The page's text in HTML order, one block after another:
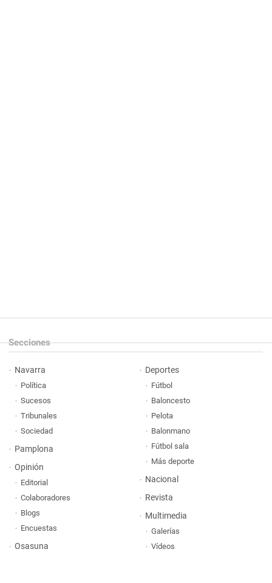
Secciones
Navarra
Política
Sucesos
Tribunales
Sociedad
Pamplona
Opinión
Editorial
Colaboradores
Blogs
Encuestas
Osasuna
Deportes
Fútbol
Baloncesto
Pelota
Balonmano
Fútbol sala
Más deporte
Nacional
Revista
Multimedia
Galerías
Vídeos